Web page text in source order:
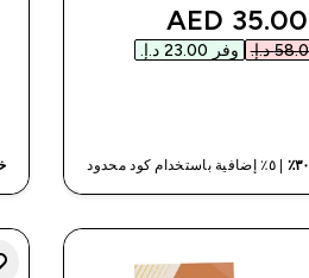
discounted price
35.00 AED‎
وفر ‏23.00 د.إ.‏‎
| ٥٪ إضافية باستخدام كود محدود